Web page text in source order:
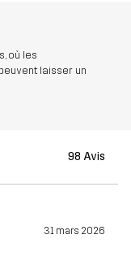
où les
laisser un
98 Avis
31 mars 2026